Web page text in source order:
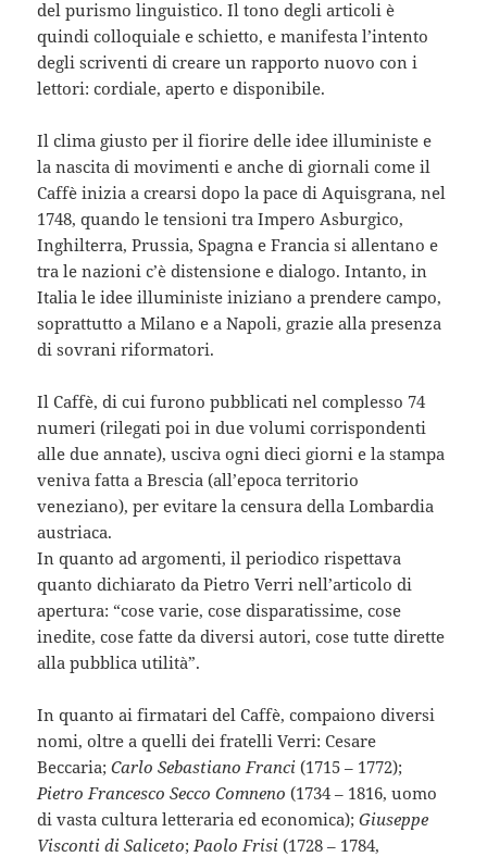
del purismo linguistico. Il tono degli articoli è
quindi colloquiale e schietto, e manifesta l’intento
degli scriventi di creare un rapporto nuovo con i
lettori: cordiale, aperto e disponibile.
Il clima giusto per il fiorire delle idee illuministe e
la nascita di movimenti e anche di giornali come il
Caffè inizia a crearsi dopo la pace di Aquisgrana, nel
1748, quando le tensioni tra Impero Asburgico,
Inghilterra, Prussia, Spagna e Francia si allentano e
tra le nazioni c’è distensione e dialogo. Intanto, in
Italia le idee illuministe iniziano a prendere campo,
soprattutto a Milano e a Napoli, grazie alla presenza
di sovrani riformatori.
Il Caffè, di cui furono pubblicati nel complesso 74
numeri (rilegati poi in due volumi corrispondenti
alle due annate), usciva ogni dieci giorni e la stampa
veniva fatta a Brescia (all’epoca territorio
veneziano), per evitare la censura della Lombardia
austriaca.
In quanto ad argomenti, il periodico rispettava
quanto dichiarato da Pietro Verri nell’articolo di
apertura: “cose varie, cose disparatissime, cose
inedite, cose fatte da diversi autori, cose tutte dirette
alla pubblica utilità”.
In quanto ai firmatari del Caffè, compaiono diversi
nomi, oltre a quelli dei fratelli Verri: Cesare
Beccaria;Carlo Sebastiano Franci (1715 – 1772);
Pietro Francesco Secco Comneno (1734 – 1816, uomo
di vasta cultura letteraria ed economica);Giuseppe
Visconti di Saliceto; Paolo Frisi (1728 – 1784,